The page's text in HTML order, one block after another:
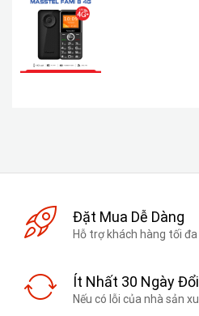
Đặt Mua Dễ Dàng
Hỗ trợ khách hàng tối đa
Ít Nhất 30 Ngày
Nếu có lỗi của nhà sản